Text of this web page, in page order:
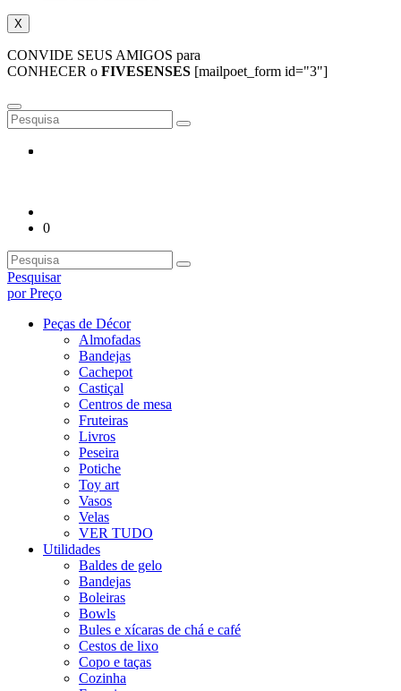
X
CONVIDE SEUS AMIGOS para
CONHECER o FIVESENSES [mailpoet_form id="3"]
0
Pesquisar
por Preço
Peças de Décor
Almofadas
Bandejas
Cachepot
Castiçal
Centros de mesa
Fruteiras
Livros
Peseira
Potiche
Toy art
Vasos
Velas
VER TUDO
Utilidades
Baldes de gelo
Bandejas
Boleiras
Bowls
Bules e xícaras de chá e café
Cestos de lixo
Copo e taças
Cozinha